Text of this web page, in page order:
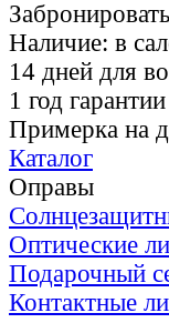
Забронировать
Наличие: в
14 дней для
1 год гарантии
Примерка на
Каталог
Оправы
Оптические
Подарочный
Контактные